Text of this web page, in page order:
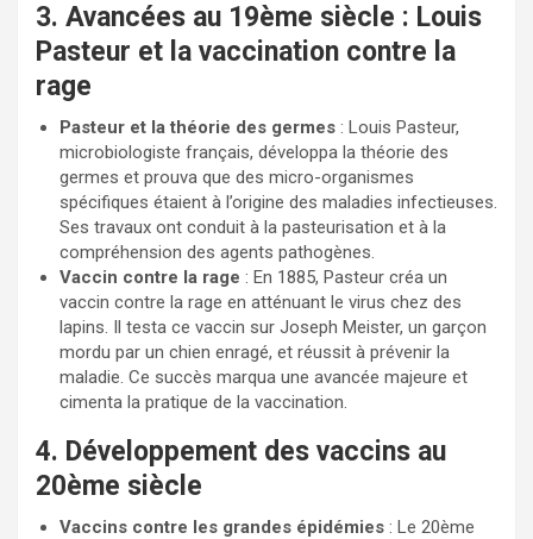
3. Avancées au 19ème siècle : Louis
Pasteur et la vaccination contre la
rage
Pasteur et la théorie des germes : Louis Pasteur,
microbiologiste français, développa la théorie des
germes et prouva que des micro-organismes
spécifiques étaient à l’origine des maladies infectieuses.
Ses travaux ont conduit à la pasteurisation et à la
compréhension des agents pathogènes.
Vaccin contre la rage : En 1885, Pasteur créa un
vaccin contre la rage en atténuant le virus chez des
lapins. Il testa ce vaccin sur Joseph Meister, un garçon
mordu par un chien enragé, et réussit à prévenir la
maladie. Ce succès marqua une avancée majeure et
cimenta la pratique de la vaccination.
4. Développement des vaccins au
20ème siècle
Vaccins contre les grandes épidémies : Le 20ème